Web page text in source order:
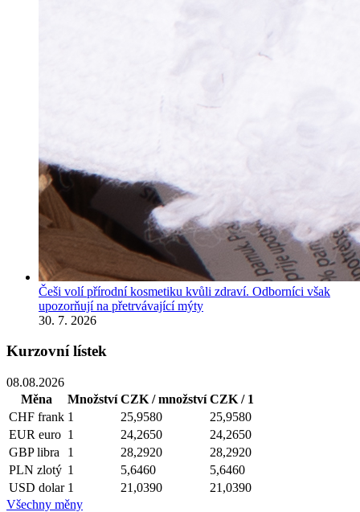
Češi volí přírodní kosmetiku kvůli zdraví. Odborníci však
upozorňují na přetrvávající mýty
30. 7. 2026
Kurzovní lístek
08.08.2026
Měna
Množství CZK / množství CZK / 1
CHF frank 1 25,9580
25,9580
EUR euro 1 24,2650
24,2650
GBP libra 1 28,2920
28,2920
PLN zlotý 1 5,6460
5,6460
USD dolar 1 21,0390
21,0390
Všechny měny